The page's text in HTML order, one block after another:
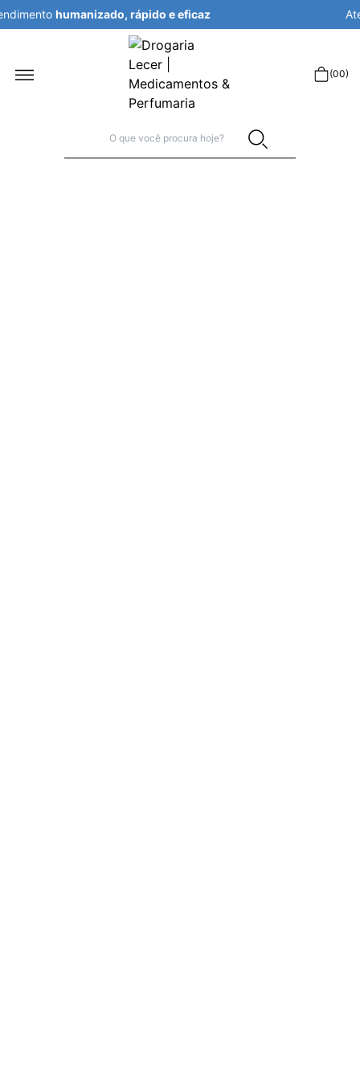
Atendimentohumanizado, rápido e eficaz
(00)